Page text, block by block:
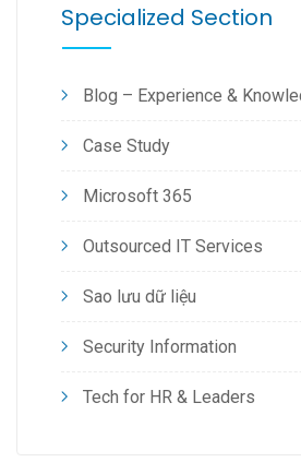
Specialized Section
Blog – Experience &
Case Study
Microsoft 365
Outsourced IT Services
Sao lưu dữ liệu
Security Information
Tech for HR & Leaders